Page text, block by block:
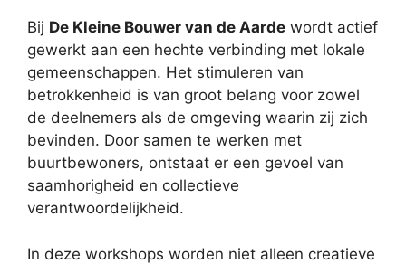
Bij De Kleine Bouwer van de Aarde wordt actief
gewerkt aan een hechte verbinding met lokale
gemeenschappen. Het stimuleren van
betrokkenheid is van groot belang voor zowel
de deelnemers als de omgeving waarin zij zich
bevinden. Door samen te werken met
buurtbewoners, ontstaat er een gevoel van
saamhorigheid en collectieve
verantwoordelijkheid.
In deze workshops worden niet alleen creatieve